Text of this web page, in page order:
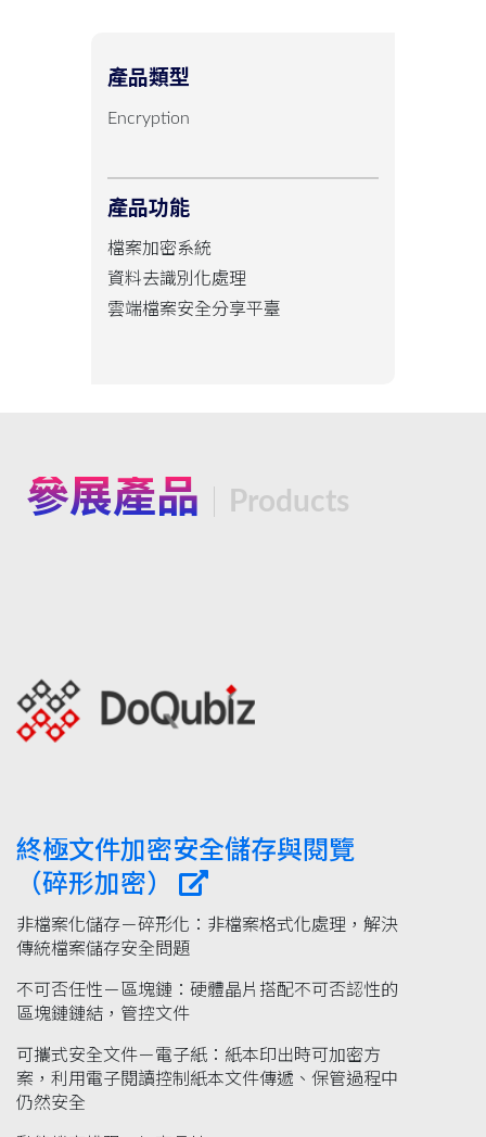
產品類型
Encryption
產品功能
檔案加密系統
資料去識別化處理
雲端檔案安全分享平臺
參展產品 Products
終極文件加密安全儲存與閱覽
（碎形加密）
非檔案化儲存－碎形化：非檔案格式化處理，解決
傳統檔案儲存安全問題
不可否任性－區塊鏈：硬體晶片搭配不可否認性的
區塊鏈鏈結，管控文件
可攜式安全文件－電子紙：紙本印出時可加密方
案，利用電子閱讀控制紙本文件傳遞、保管過程中
仍然安全